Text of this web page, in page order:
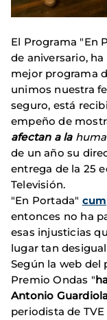
El Programa "En
de aniversario,
mejor programa
unimos nuestra
seguro, está
empeño de
afectan a la
de un año su
entrega de la 25
Televisión.
"En Portada"
entonces no ha
esas injusticias
lugar tan
Según la web del
Premio Ondas "
Antonio
periodista de